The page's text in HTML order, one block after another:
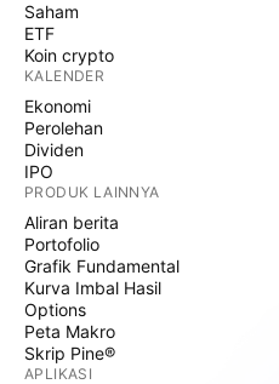
Saham
ETF
Koin crypto
KALENDER
Ekonomi
Perolehan
Dividen
IPO
PRODUK LAINNYA
Aliran berita
Portofolio
Grafik Fundamental
Kurva Imbal Hasil
Options
Peta Makro
Skrip Pine®
APLIKASI